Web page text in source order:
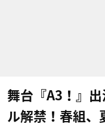
舞台『A3！』
ル解禁！春組、